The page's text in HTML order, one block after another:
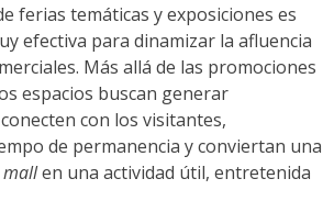
ferias temáticas y exposiciones es
efectiva para dinamizar la afluencia
Más allá de las promociones
espacios buscan generar
con los visitantes,
de permanencia y conviertan una
mallen una actividad útil, entretenida